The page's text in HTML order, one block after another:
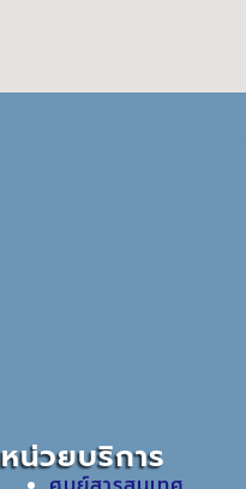
หน่วยบริการ